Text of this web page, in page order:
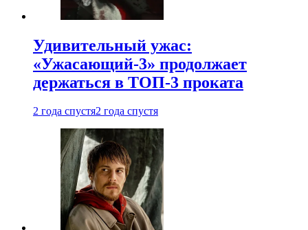
Удивительный ужас:
«Ужасающий-3» продолжает
держаться в ТОП-3 проката
2 года спустя2 года спустя